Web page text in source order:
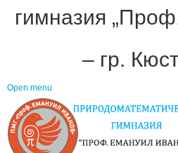
гимназия
– гр.
Open menu